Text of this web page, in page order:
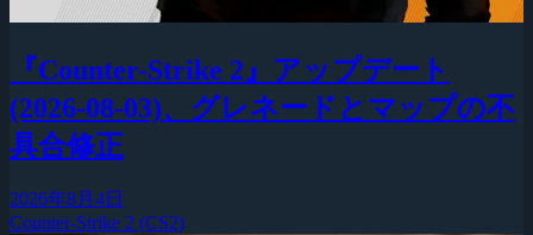
『Counter-Strike 2』アップデート
(2026-08-03)、グレネードとマップの不
具合修正
2026年8月4日
Counter-Strike 2 (CS2)